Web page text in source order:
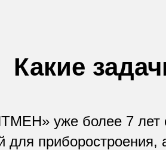
Какие
уже более 7 лет
для